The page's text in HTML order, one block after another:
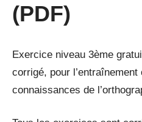
(PDF)
Exercice niveau 3ème
corrigé, pour l’entraînement
connaissances de